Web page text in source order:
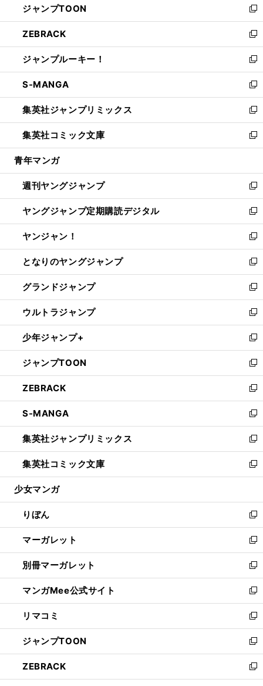
く
で
開
く
ド
ウ
で
開
く
ィ
ン
ド
ウ
で
開
く
い
ウ
ィ
ン
ド
ウ
で
開
く
ジャンプTOON
新
し
い
ウ
ィ
ン
ド
ウ
で
開
く
ZEBRACK
新
し
い
ウ
ィ
ン
ド
ウ
で
開
ジャンプルーキー！
新
し
い
ウ
ィ
ン
ド
ウ
開
く
S-MANGA
新
し
い
ウ
ィ
ン
ウ
で
開
く
集英社ジャンプリミックス
新
し
い
ウ
ン
ド
ウ
で
開
く
集英社コミック文庫
新
し
ウ
ィ
ン
ド
ウ
で
開
く
青年マンガ
週刊ヤングジャンプ
新
し
い
ウ
ィ
ン
ド
ウ
で
開
く
ヤングジャンプ定期購読デジタル
新
し
い
ウ
ィ
ン
ド
ウ
で
開
く
ヤンジャン！
新
し
い
ウ
ィ
ン
ド
ウ
で
開
く
となりのヤングジャンプ
新
し
い
ウ
ィ
ン
ド
ウ
で
開
く
グランドジャンプ
新
し
い
ウ
ィ
ン
ド
ウ
で
開
く
ウルトラジャンプ
新
し
い
ウ
ィ
ン
ド
ウ
で
開
く
少年ジャンプ+
新
し
い
ウ
ィ
ン
ド
ウ
で
開
く
ジャンプTOON
新
し
い
ウ
ィ
ン
ド
ウ
で
開
ZEBRACK
新
し
い
ウ
ィ
ン
ド
ウ
開
く
S-MANGA
新
し
い
ウ
ィ
ン
ウ
で
開
く
集英社ジャンプリミックス
新
し
い
ウ
ン
ド
ウ
で
開
く
集英社コミック文庫
新
し
ウ
ィ
ン
ド
ウ
で
開
く
少女マンガ
りぼん
新
し
い
ウ
ィ
ン
ド
ウ
で
開
く
マーガレット
新
し
い
ウ
ィ
ン
ド
ウ
で
開
く
別冊マーガレット
新
し
い
ウ
ィ
ン
ド
ウ
で
開
マンガMee公式サイト
新
し
い
ウ
ィ
ン
ド
ウ
リマコミ
新
し
い
ウ
ィ
ン
ジャンプTOON
新
し
い
ウ
ZEBRACK
新
し